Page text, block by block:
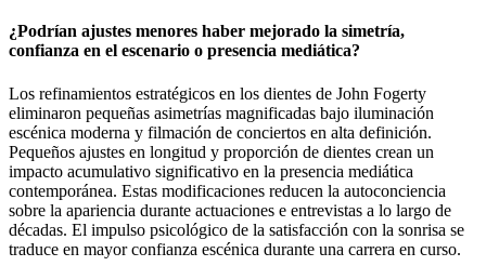
¿Podrían ajustes menores haber mejorado la simetría,
confianza en el escenario o presencia mediática?
Los refinamientos estratégicos en los dientes de John Fogerty
eliminaron pequeñas asimetrías magnificadas bajo iluminación
escénica moderna y filmación de conciertos en alta definición.
Pequeños ajustes en longitud y proporción de dientes crean un
impacto acumulativo significativo en la presencia mediática
contemporánea. Estas modificaciones reducen la autoconciencia
sobre la apariencia durante actuaciones e entrevistas a lo largo de
décadas. El impulso psicológico de la satisfacción con la sonrisa se
traduce en mayor confianza escénica durante una carrera en curso.